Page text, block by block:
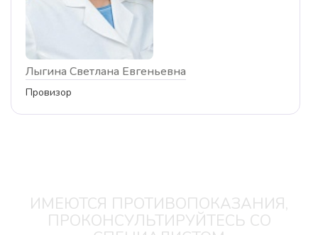
Лыгина Светлана Евгеньевна
Провизор
ИМЕЮТСЯ ПРОТИВОПОКАЗАНИЯ,
ПРОКОНСУЛЬТИРУЙТЕСЬ СО